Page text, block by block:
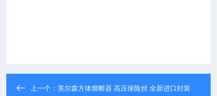
上一个： 美尔森方体熔断器 高压保险丝 全新进口封装